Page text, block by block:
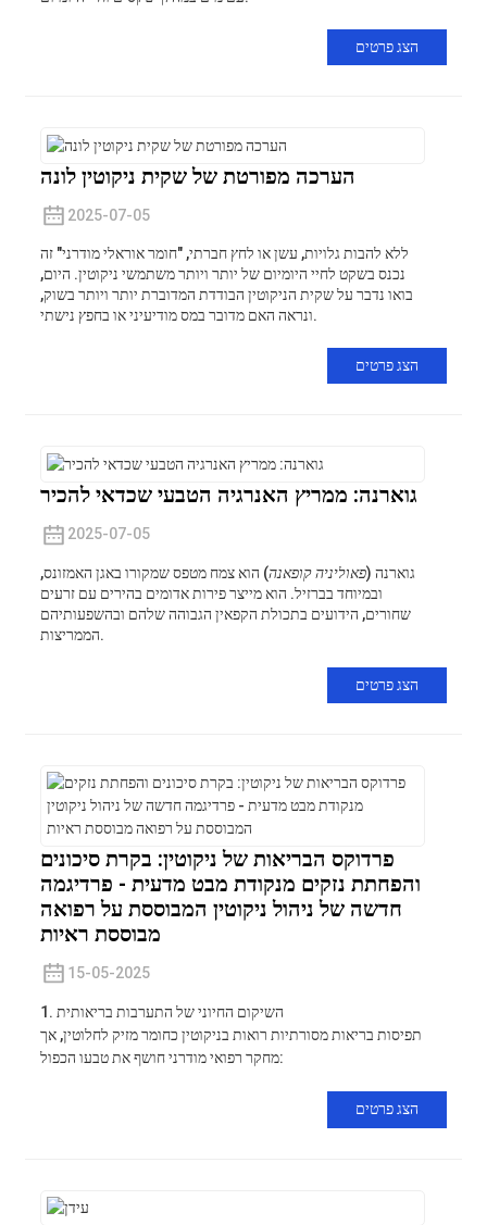
הצג פרטים
הערכה מפורטת של שקית ניקוטין לונה
2025-07-05
ללא להבות גלויות, עשן או לחץ חברתי, "חומר אוראלי מודרני" זה
נכנס בשקט לחיי היומיום של יותר ויותר משתמשי ניקוטין. היום,
בואו נדבר על שקית הניקוטין הבודדת המדוברת יותר ויותר בשוק,
ונראה האם מדובר במס מודיעיני או בחפץ נישתי.
הצג פרטים
גוארנה: ממריץ האנרגיה הטבעי שכדאי להכיר
2025-07-05
גוארנה (פאוליניה קופאנה) הוא צמח מטפס שמקורו באגן האמזונס,
ובמיוחד בברזיל. הוא מייצר פירות אדומים בהירים עם זרעים
שחורים, הידועים בתכולת הקפאין הגבוהה שלהם ובהשפעותיהם
הממריצות.
הצג פרטים
פרדוקס הבריאות של ניקוטין: בקרת סיכונים
והפחתת נזקים מנקודת מבט מדעית - פרדיגמה
חדשה של ניהול ניקוטין המבוססת על רפואה
מבוססת ראיות
15-05-2025
1. השיקום החיוני של התערבות בריאותית
תפיסות בריאות מסורתיות רואות בניקוטין כחומר מזיק לחלוטין, אך
מחקר רפואי מודרני חושף את טבעו הכפול:
הצג פרטים